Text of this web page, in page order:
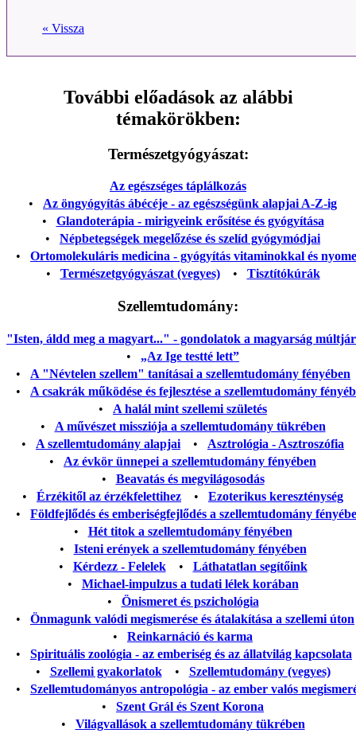
« Vissza
További előadások az alábbi
témakörökben:
Természetgyógyászat:
Az egészséges táplálkozás
• Az öngyógyítás ábécéje - az egészségünk alapjai A-Z-ig
• Glandoterápia - mirigyeink erősítése és gyógyítása
• Népbetegségek megelőzése és szelíd gyógymódjai
• Ortomolekuláris medicina - gyógyítás vitaminokkal és
• Természetgyógyászat (vegyes)• Tisztítókúrák
Szellemtudomány:
"Isten, áldd meg a magyart..." - gondolatok a magyarság
• „Az Ige testté lett”
• A "Névtelen szellem" tanításai a szellemtudomány fényében
• A csakrák működése és fejlesztése a szellemtudomány
• A halál mint szellemi születés
• A művészet missziója a szellemtudomány tükrében
• A szellemtudomány alapjai • Asztrológia - Asztroszófia
• Az évkör ünnepei a szellemtudomány fényében
• Beavatás és megvilágosodás
• Érzékitől az érzékfelettihez • Ezoterikus kereszténység
• Földfejlődés és emberiségfejlődés a szellemtudomány
• Hét titok a szellemtudomány fényében
• Isteni erények a szellemtudomány fényében
• Kérdezz - Felelek• Láthatatlan segítőink
• Michael-impulzus a tudati lélek korában
• Önismeret és pszichológia
• Önmagunk valódi megismerése és átalakítása a szellemi úton
• Reinkarnáció és karma
• Spirituális zoológia - az emberiség és az állatvilág kapcsolata
• Szellemi gyakorlatok• Szellemtudomány (vegyes)
• Szellemtudományos antropológia - az ember valós
• Szent Grál és Szent Korona
• Világvallások a szellemtudomány tükrében